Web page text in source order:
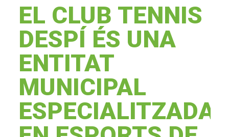
EL CLUB TENNIS
DESPÍ ÉS UNA
ENTITAT
MUNICIPAL
ESPECIALITZADA